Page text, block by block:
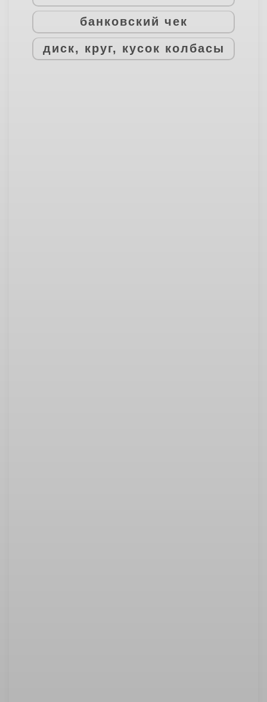
банковский чек
диск, круг, кусок колбасы